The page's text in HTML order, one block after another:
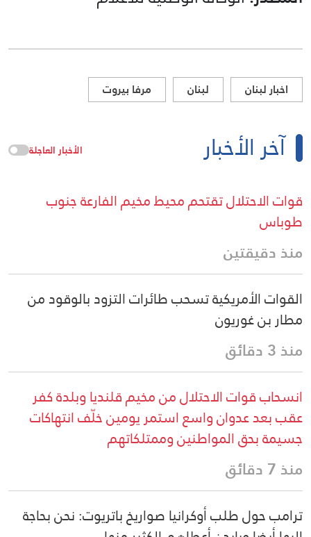
اخبار لبنان لبنان مرفا بيروت
آخر الأخبار الأخبار العاجلة
قوات الاحتلال تقتحم محيط مخيم الفارعة جنوب
طوباس
منذ دقيقتين
القوات الأمريكية تسحب طائرات التزود بالوقود من
مطار بن غوريون
منذ 3 دقائق
انسحاب قوات الاحتلال من مخيم قلنديا وبلدة كفر
عقب بعد عدوان واسع استمر يومين خلّف انتهاكات
جسيمة بحق المواطنين وممتلكاتهم
منذ 7 دقائق
ترامب حول طلب أوكرانيا صواريخ باتريوت: نحن بحاجة